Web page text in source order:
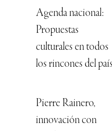
Agenda nacional:
Propuestas
culturales en todos
los rincones del país
Pierre Rainero,
innovación con